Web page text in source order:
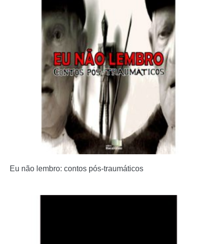
Eu não lembro: contos pós-traumáticos